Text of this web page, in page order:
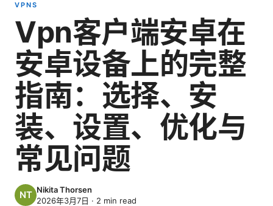
VPNS
Vpn客户端安卓在
安卓设备上的完整
指南：选择、安
装、设置、优化与
常见问题
Nikita Thorsen
2026年3月7日 · 2 min read